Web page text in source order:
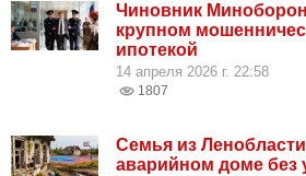
Чиновник
крупном
ипотекой
14 апреля 2026 г. 22:58
1807
Семья из
аварийном доме без